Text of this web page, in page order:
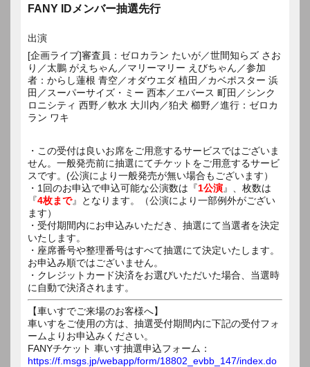
FANY IDメンバー抽選先行
出演
[企画ライブ]審査員：ゼロカラン たいが／世間知らズ さお
り／太鵬 がえちゃん／マリーマリー えびちゃん／参加
者：からし蓮根 青空／オダウエダ 植田／カベポスター 浜
田／スーパーサイズ・ミー 西本／エバース 町田／シンク
ロニシティ 西野／軟水 大川内／狛犬 櫛野／進行：ゼロカ
ラン ワキ
・この受付は良いお席をご用意するサービスではございま
せん。一般発売前に抽選にてチケットをご用意するサービ
スです。(公演により一般発売が無い場合もございます）
・1回のお申込で申込可能な公演数は『1公演』、枚数は
『4枚まで』となります。（公演により一部例外がござい
ます）
・受付期間内にお申込みいただき、抽選にて当選者を決定
いたします。
・座席番号や整理番号はすべて抽選にて決定いたします。
お申込み順ではございません。
・クレジットカード決済をお選びいただいた場合、当選時
に自動で決済されます。
【車いすでご来場のお客様へ】
車いすをご使用の方は、抽選受付期間内に下記の受付フォ
ームよりお申込みください。
FANYチケット 車いす抽選申込フォーム：
https://f.msgs.jp/webapp/form/18802_evbb_147/index.do